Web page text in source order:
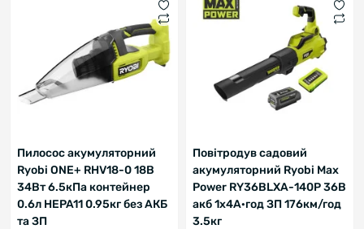
Пилосос акумуляторний
Ryobi ONE+ RHV18-0 18В
34Вт 6.5кПа контейнер
0.6л HEPA11 0.95кг без АКБ
та ЗП
Повітродув садовий
акумуляторний Ryobi Max
Power RY36BLXA-140P 36В
акб 1х4А·год ЗП 176км/год
3.5кг